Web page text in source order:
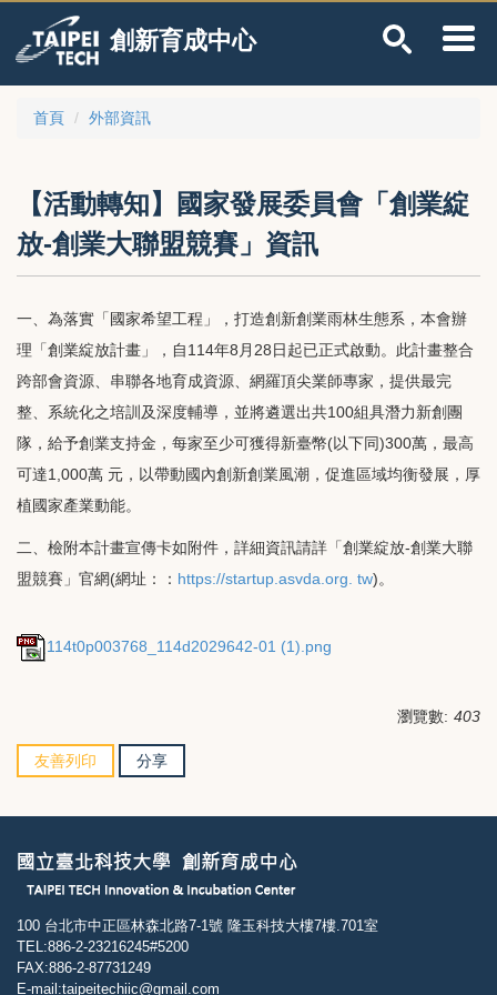
主
要
創新育成中心
首頁 外部資訊
【活動轉知】國家發展委員會「創業綻
放-創業大聯盟競賽」資訊
一、為落實「國家希望工程」，打造創新創業雨林生態系，本會辦
理「創業綻放計畫」，自114年8月28日起已正式啟動。此計畫整合
跨部會資源、串聯各地育成資源、網羅頂尖業師專家，提供最完
整、系統化之培訓及深度輔導，並將遴選出共100組具潛力新創團
隊，給予創業支持金，每家至少可獲得新臺幣(以下同)300萬，最高
可達1,000萬 元，以帶動國內創新創業風潮，促進區域均衡發展，厚
植國家產業動能。
二、檢附本計畫宣傳卡如附件，詳細資訊請詳「創業綻放-創業大聯
盟競賽」官網(網址：： https://startup.asvda.org. tw)。
114t0p003768_114d2029642-01 (1).png
瀏覽數: 403
友善列印 分享
100 台北市中正區林森北路7-1號 隆玉科技大樓7樓.701室
TEL:886-2-23216245#5200
FAX:886-2-87731249
E-mail:taipeitechiic@gmail.com